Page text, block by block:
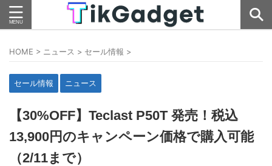
HOME > ニュース > セール情報 >
セール情報 ニュース
【30%OFF】Teclast P50T 発売！税込
13,900円のキャンペーン価格で購入可能
（2/11まで）